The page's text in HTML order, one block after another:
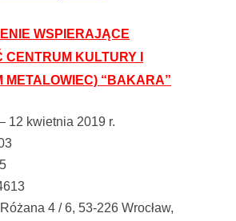
WSPIERAJĄCE
KULTURY I
METALOWIEC) “BAKARA”
12 kwietnia 2019 r.
4 / 6, 53-226 Wrocław,